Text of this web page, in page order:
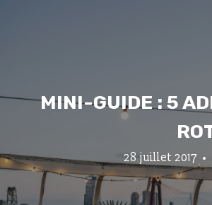
MINI-GUIDE : 5
28 juillet 2017